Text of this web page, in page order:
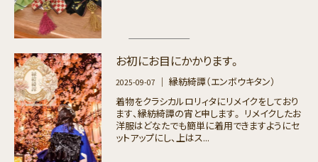
お初にお目にかかります。
2025-09-07
｜ 縁紡綺譚（エンボウキタン）
着物をクラシカルロリィタにリメイクをしており
ます、縁紡綺譚の宵と申します。 リメイクしたお
洋服はどなたでも簡単に着用できますようにセ
ットアップにし、上はス...